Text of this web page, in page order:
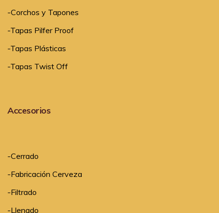
-Corchos y Tapones
-Tapas Pilfer Proof
-Tapas Plásticas
-Tapas Twist Off
Accesorios
-Cerrado
-Fabricación Cerveza
-Filtrado
-Llenado